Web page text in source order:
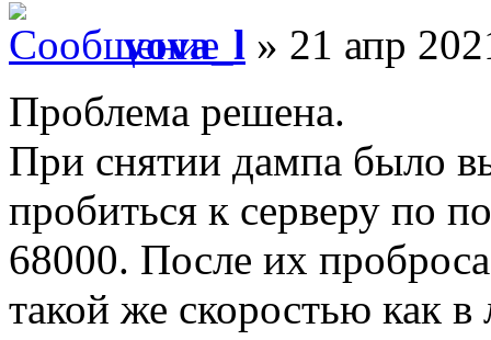
vova_l » 21 апр
Проблема решена.
При снятии дампа было
пробиться к серверу по
68000. После их
такой же скоростью как в